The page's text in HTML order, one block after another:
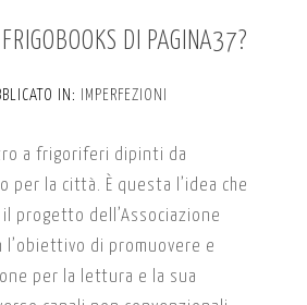
DI PAGINA37?
IN: IMPERFEZIONI
a frigoriferi dipinti da
per la città. È questa l’idea che
il progetto dell’Associazione
l’obiettivo di promuovere e
per la lettura e la sua